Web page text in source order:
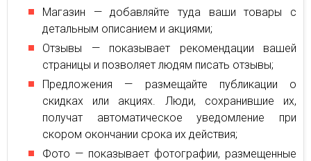
Магазин — добавляйте туда ваши товары с
детальным описанием и акциями;
Отзывы — показывает рекомендации вашей
страницы и позволяет людям писать отзывы;
Предложения — размещайте публикации о
скидках или акциях. Люди, сохранившие их,
получат автоматическое уведомление при
скором окончании срока их действия;
Фото — показывает фотографии, размещенные